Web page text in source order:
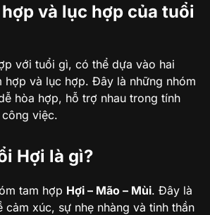
và lục hợp của tuổi
với tuổi gì, có thể dựa vào hai
hợp và lục hợp. Đây là những nhóm
hòa hợp, hỗ trợ nhau trong tính
việc.
Hợi là gì?
tam hợp Hợi – Mão – Mùi. Đây là
cảm xúc, sự nhẹ nhàng và tinh thần